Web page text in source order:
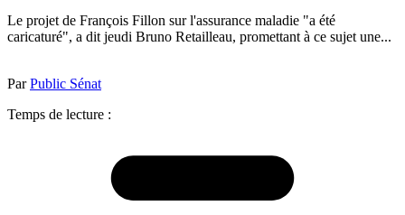
Le projet de François Fillon sur l'assurance maladie "a été
caricaturé", a dit jeudi Bruno Retailleau, promettant à ce sujet une...
ParPublic Sénat
Temps de lecture :